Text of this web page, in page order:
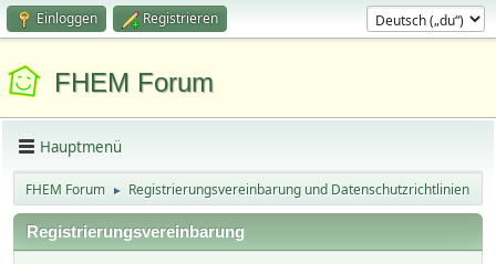
Einloggen Registrieren
FHEM Forum
Hauptmenü
FHEM Forum ► Registrierungsvereinbarung und Datenschutzrichtlinien
Registrierungsvereinbarung